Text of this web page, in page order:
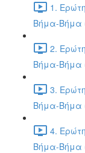
1.
Βήμα-Βήμα
2.
Βήμα-Βήμα
3.
Βήμα-Βήμα
4.
Βήμα-Βήμα